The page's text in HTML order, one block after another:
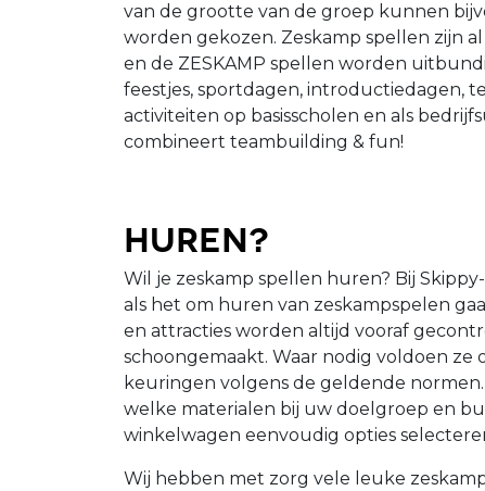
van de grootte van de groep kunnen
worden gekozen. Zeskamp spellen zijn
en de ZESKAMP spellen worden
feestjes, sportdagen, introductiedagen,
activiteiten op basisscholen en als
combineert teambuilding & fun!
Huren?
Wil je zeskamp spellen huren? Bij
als het om huren van zeskampspelen
en attracties worden altijd vooraf
schoongemaakt. Waar nodig voldoen ze
keuringen volgens de geldende
welke materialen bij uw doelgroep en
winkelwagen eenvoudig opties
Wij hebben met zorg vele leuke